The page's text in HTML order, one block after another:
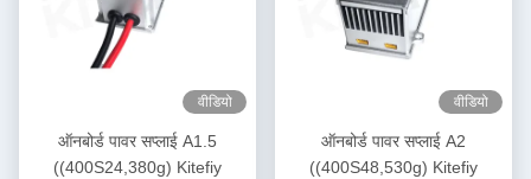
वीडियो
ऑनबोर्ड पावर सप्लाई A1.5
((400S24,380g) Kitefiy
वीडियो
ऑनबोर्ड पावर सप्लाई A2
((400S48,530g) Kitefiy